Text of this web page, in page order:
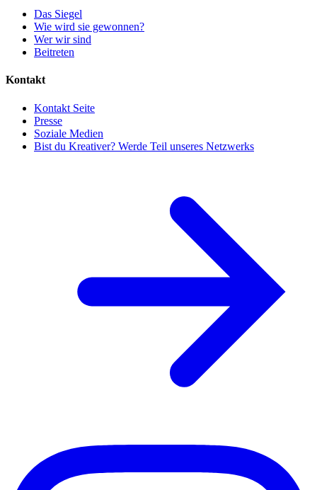
Das Siegel
Wie wird sie gewonnen?
Wer wir sind
Beitreten
Kontakt
Kontakt Seite
Presse
Soziale Medien
Bist du Kreativer? Werde Teil unseres Netzwerks